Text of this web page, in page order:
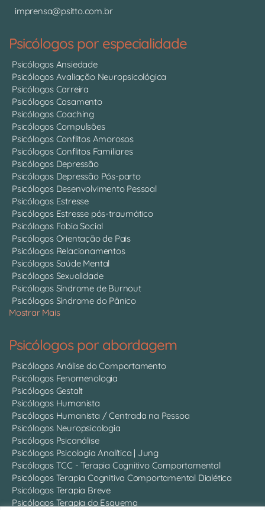
imprensa@psitto.com.br
Psicólogos por especialidade
Psicólogos Ansiedade
Psicólogos Avaliação Neuropsicológica
Psicólogos Carreira
Psicólogos Casamento
Psicólogos Coaching
Psicólogos Compulsões
Psicólogos Conflitos Amorosos
Psicólogos Conflitos Familiares
Psicólogos Depressão
Psicólogos Depressão Pós-parto
Psicólogos Desenvolvimento Pessoal
Psicólogos Estresse
Psicólogos Estresse pós-traumático
Psicólogos Fobia Social
Psicólogos Orientação de Pais
Psicólogos Relacionamentos
Psicólogos Saúde Mental
Psicólogos Sexualidade
Psicólogos Síndrome de Burnout
Psicólogos Síndrome do Pânico
Mostrar Mais
Psicólogos por abordagem
Psicólogos Análise do Comportamento
Psicólogos Fenomenologia
Psicólogos Gestalt
Psicólogos Humanista
Psicólogos Humanista / Centrada na Pessoa
Psicólogos Neuropsicologia
Psicólogos Psicanálise
Psicólogos Psicologia Analítica | Jung
Psicólogos TCC - Terapia Cognitivo Comportamental
Psicólogos Terapia Cognitiva Comportamental Dialética
Psicólogos Terapia Breve
Psicólogos Terapia do Esquema